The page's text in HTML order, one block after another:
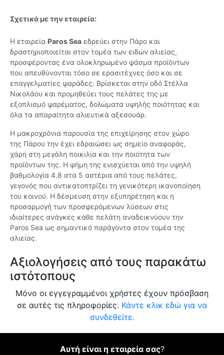
Σχετικά με την εταιρεία:
Η εταιρεία Paros Sea εδρεύει στην Πάρο και
δραστηριοποιείται στον τομέα των ειδών αλιείας,
προσφέροντας ένα ολοκληρωμένο φάσμα προϊόντων
που απευθύνονται τόσο σε ερασιτέχνες όσο και σε
επαγγελματίες ψαράδες. Βρίσκεται στην οδό Στέλλα
Νικολάου και προμηθεύει τους πελάτες της με
εξοπλισμό ψαρέματος, δολώματα υψηλής ποιότητας και
όλα τα απαραίτητα αλιευτικά αξεσουάρ.
Η μακροχρόνια παρουσία της επιχείρησης στον χώρο
της Πάρου την έχει εδραιώσει ως σημείο αναφοράς,
χάρη στη μεγάλη ποικιλία και την ποιότητα των
προϊόντων της. Η φήμη της ενισχύεται από την υψηλή
βαθμολογία 4.8 στα 5 αστέρια από τους πελάτες,
γεγονός που αντικατοπτρίζει τη γενικότερη ικανοποίηση
του κοινού. Η δέσμευση στην εξυπηρέτηση και η
προσαρμογή των προσφερόμενων λύσεων στις
ιδιαίτερες ανάγκες κάθε πελάτη αναδεικνύουν την
Paros Sea ως σημαντικό παράγοντα στον τομέα της
αλιείας.
Αξιολογήσεις από τους παρακάτω
ιστότοπους
Μόνο οι εγγεγραμμένοι χρήστες έχουν πρόσβαση
σε αυτές τις πληροφορίες. Κάντε κλικ εδώ για να
συνδεθείτε.
Αυτή είναι η εταιρεία σας?